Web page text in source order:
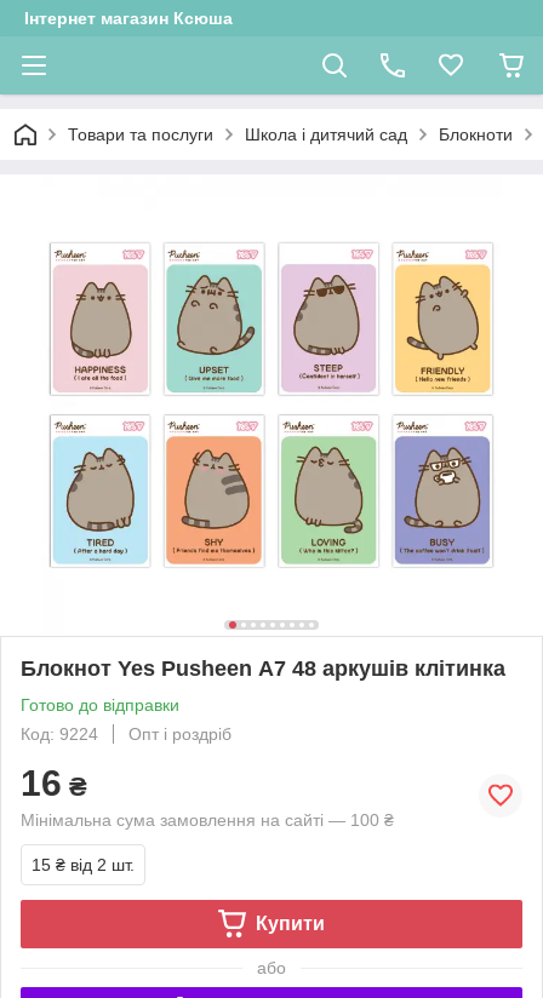
Інтернет магазин Ксюша
Товари та послуги Школа і дитячий сад Блокноти
Блокнот Yes Pusheen А7 48 аркушів клітинка
Готово до відправки
Код: 9224
Опт і роздріб
16 ₴
Мінімальна сума замовлення на сайті — 100 ₴
15 ₴ від 2 шт.
Купити
або